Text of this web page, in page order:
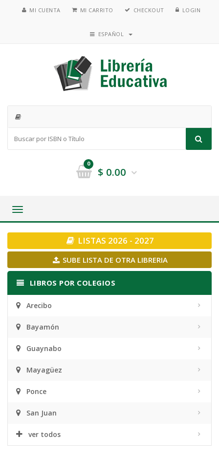
MI CUENTA MI CARRITO CHECKOUT LOGIN
ESPAÑOL
0
$ 0.00
Toggle
LISTAS 2026 - 2027
SUBE LISTA DE OTRA LIBRERIA
LIBROS POR COLEGIOS
Arecibo
Bayamón
Guaynabo
Mayagüez
Ponce
San Juan
ver todos